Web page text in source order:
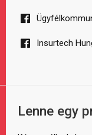
Insurtech
Lenne egy